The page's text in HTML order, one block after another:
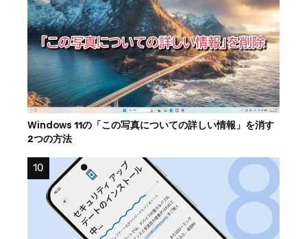
Windows 11の「この写真についての詳しい情報」を消す
2つの方法